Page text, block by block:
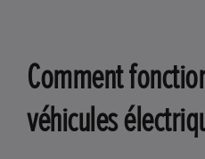
Comment
véhicules